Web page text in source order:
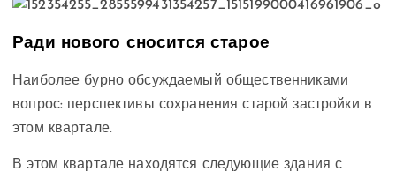
Ради нового сносится старое
Наиболее бурно обсуждаемый общественниками
вопрос: перспективы сохранения старой застройки в
этом квартале.
В этом квартале находятся следующие здания с